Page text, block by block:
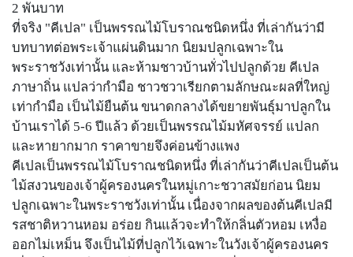
2 พันบาท
ที่จริง "คีเปล" เป็นพรรณไม้โบราณชนิดหนึ่ง ที่เล่ากันว่ามี
บทบาทต่อพระเจ้าแผ่นดินมาก นิยมปลูกเฉพาะใน
พระราชวังเท่านั้น และห้ามชาวบ้านทั่วไปปลูกด้วย คีเปล
ภาษาถิ่น แปลว่ากำมือ ชาวชวาเรียกตามลักษณะผลที่ใหญ่
เท่ากำมือ เป็นไม้ยืนต้น ขนาดกลางได้ขยายพันธุ์มาปลูกใน
บ้านเราได้ 5-6 ปีแล้ว ด้วยเป็นพรรณไม้มหัศจรรย์ แปลก
และหายากมาก ราคาขายจึงค่อนข้างแพง
คีเปลเป็นพรรณไม้โบราณชนิดหนึ่ง ที่เล่ากันว่าคีเปลเป็นต้น
ไม้สงวนของเจ้าผู้ครองนครในหมู่เกาะชวาสมัยก่อน นิยม
ปลูกเฉพาะในพระราชวังเท่านั้น เนื่องจากผลของต้นคีเปลมี
รสชาติหวานหอม อร่อย กินแล้วจะทำให้กลิ่นตัวหอม เหงื่อ
ออกไม่เหม็น จึงเป็นไม้ที่ปลูกไว้เฉพาะในวังเจ้าผู้ครองนคร